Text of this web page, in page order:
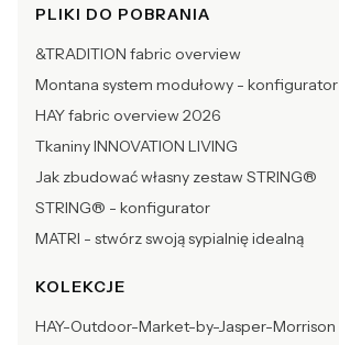
PLIKI DO POBRANIA
&TRADITION fabric overview
Montana system modułowy - konfigurator
HAY fabric overview 2026
Tkaniny INNOVATION LIVING
Jak zbudować własny zestaw STRING®
STRING® - konfigurator
MATRI - stwórz swoją sypialnię idealną
KOLEKCJE
HAY-Outdoor-Market-by-Jasper-Morrison